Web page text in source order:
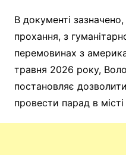
В документі
прохання, з
перемовинах з
травня 2026 року,
постановляє
провести парад в